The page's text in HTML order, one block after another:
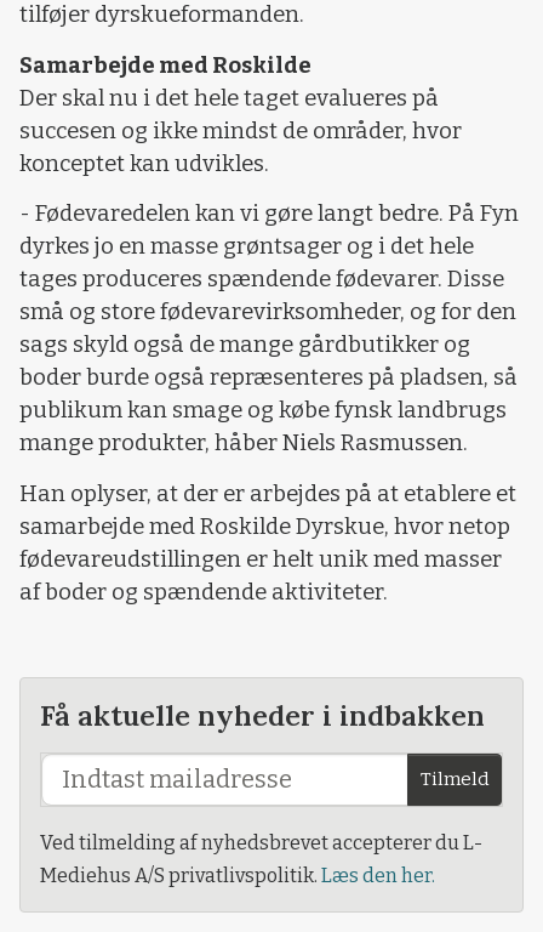
tilføjer dyrskueformanden.
Samarbejde med Roskilde
Der skal nu i det hele taget evalueres på
succesen og ikke mindst de områder, hvor
konceptet kan udvikles.
- Fødevaredelen kan vi gøre langt bedre. På Fyn
dyrkes jo en masse grøntsager og i det hele
tages produceres spændende fødevarer. Disse
små og store fødevarevirksomheder, og for den
sags skyld også de mange gårdbutikker og
boder burde også repræsenteres på pladsen, så
publikum kan smage og købe fynsk landbrugs
mange produkter, håber Niels Rasmussen.
Han oplyser, at der er arbejdes på at etablere et
samarbejde med Roskilde Dyrskue, hvor netop
fødevareudstillingen er helt unik med masser
af boder og spændende aktiviteter.
Få aktuelle nyheder i indbakken
Tilmeld
Ved tilmelding af nyhedsbrevet accepterer du L-
Mediehus A/S privatlivspolitik. Læs den her.